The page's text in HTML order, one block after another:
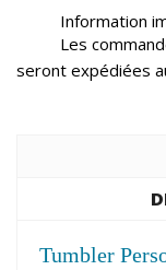
Information
Les
seront expédiées
Tumbler